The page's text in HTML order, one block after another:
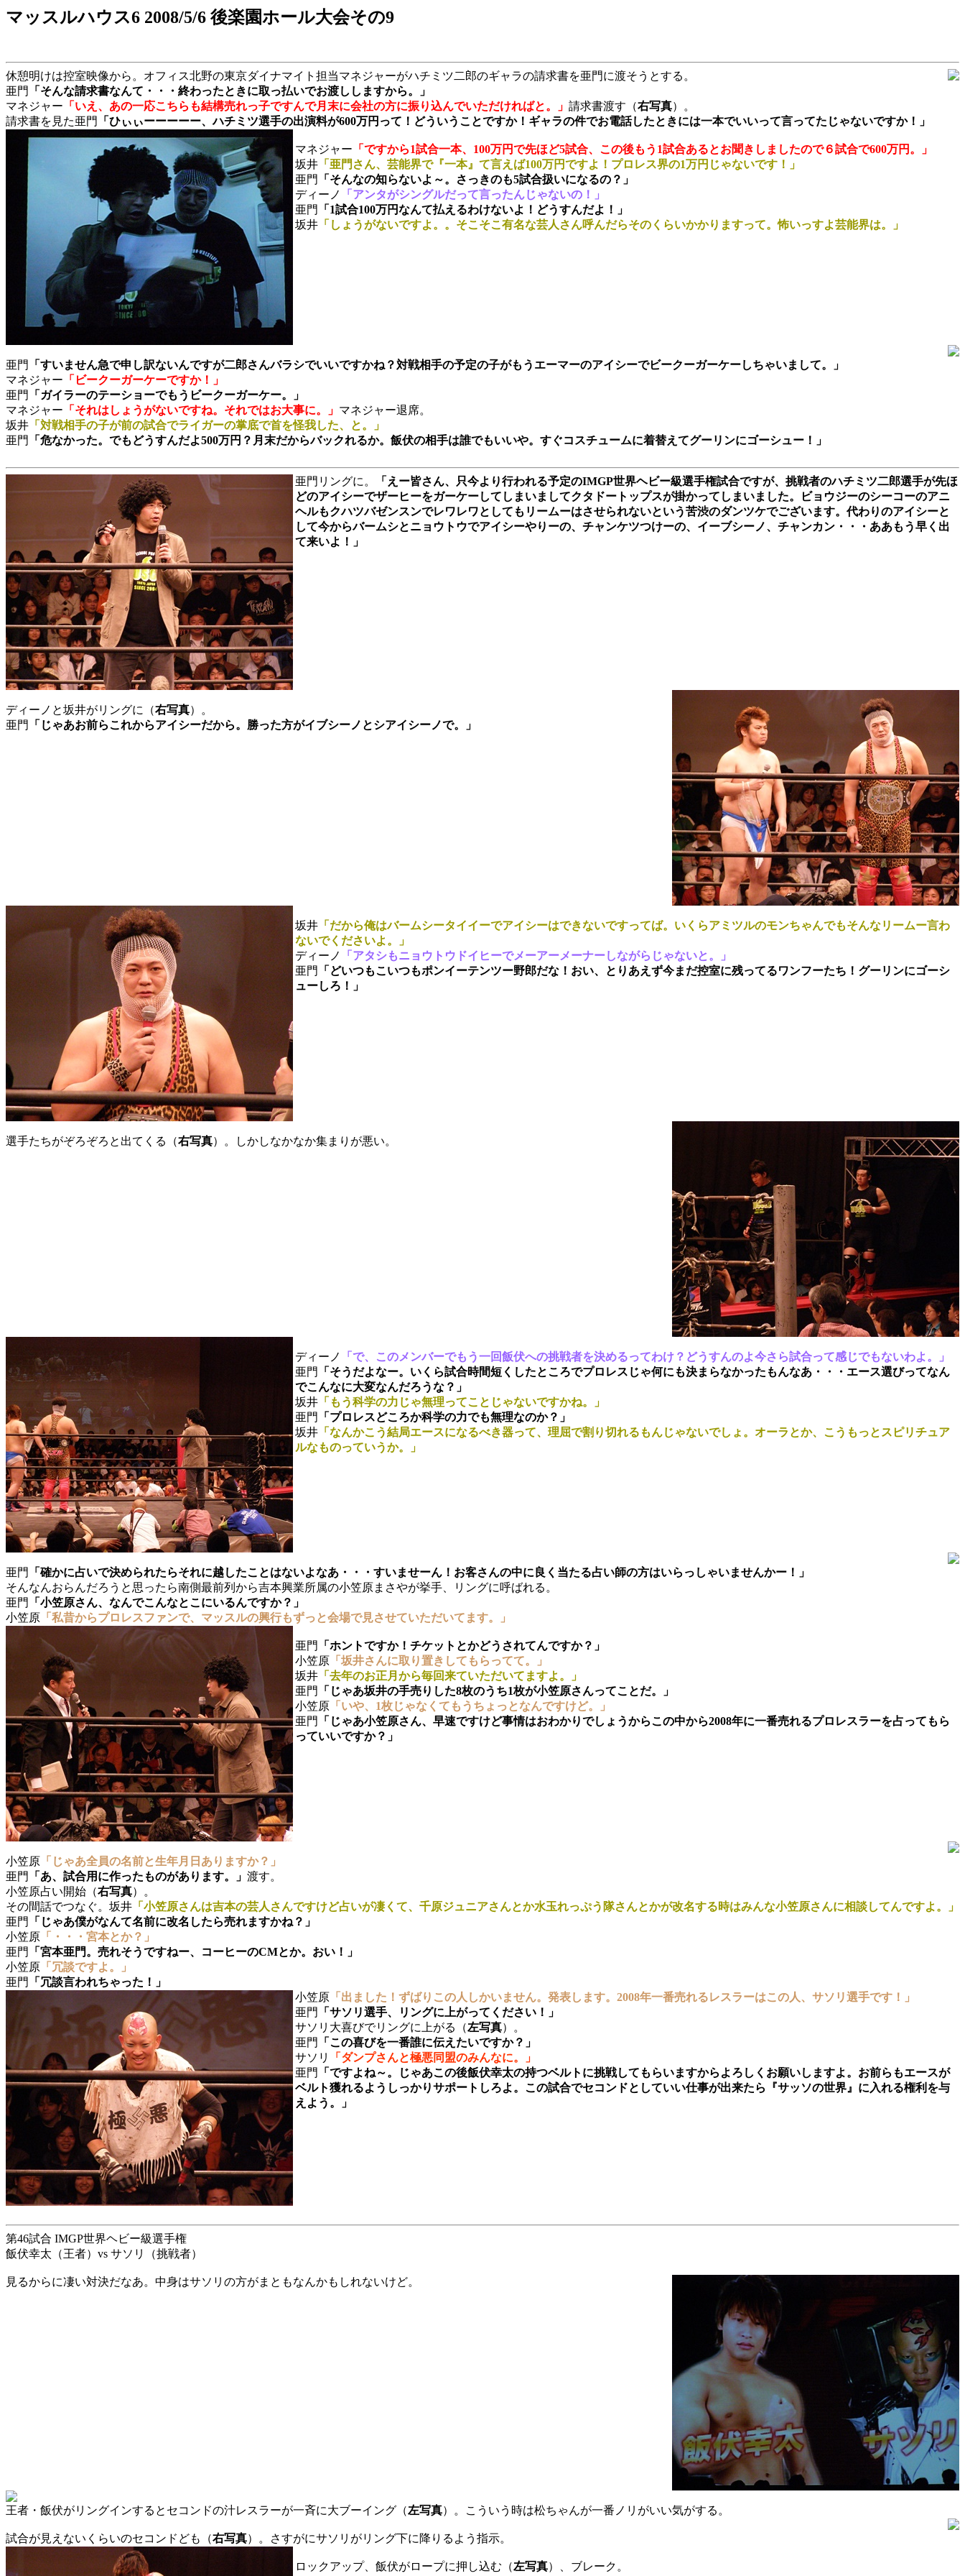
マッスルハウス6 2008/5/6 後楽園ホール大会その9
休憩明けは控室映像から。オフィス北野の東京ダイナマイト担当マネジャーがハチミツ二郎のギャラの請求書を亜門に渡そうとする。
亜門
「そんな請求書なんて・・・終わったときに取っ払いでお渡ししますから。」
マネジャー 「いえ、あの一応こちらも結構売れっ子ですんで月末に会社の方に振り込んでいただければと。」 請求書渡す（右写真）。
請求書を見た亜門
「ひぃぃーーーーー、ハチミツ選手の出演料が600万円って！どういうことですか！ギャラの件でお電話したときには一本でいいって言ってたじゃないですか！」
マネジャー 「ですから1試合一本、100万円で先ほど5試合、この後もう1試合あるとお聞きしましたので６試合で600万円。」
坂井 「亜門さん、芸能界で『一本』て言えば100万円ですよ！プロレス界の1万円じゃないです！」
亜門
「そんなの知らないよ～。さっきのも5試合扱いになるの？」
ディーノ
「アンタがシングルだって言ったんじゃないの！」
亜門
「1試合100万円なんて払えるわけないよ！どうすんだよ！」
坂井 「しょうがないですよ。。そこそこ有名な芸人さん呼んだらそのくらいかかりますって。怖いっすよ芸能界は。」
亜門
「すいません急で申し訳ないんですが二郎さんバラシでいいですかね？対戦相手の予定の子がもうエーマーのアイシーでビークーガーケーしちゃいまして。」
マネジャー 「ビークーガーケーですか！」
亜門
「ガイラーのテーショーでもうビークーガーケー。」
マネジャー 「それはしょうがないですね。それではお大事に。」 マネジャー退席。
坂井 「対戦相手の子が前の試合でライガーの掌底で首を怪我した、と。」
亜門
「危なかった。でもどうすんだよ500万円？月末だからバックれるか。飯伏の相手は誰でもいいや。すぐコスチュームに着替えてグーリンにゴーシュー！」
亜門リングに。
「えー皆さん、只今より行われる予定のIMGP世界ヘビー級選手権試合ですが、挑戦者のハチミツ二郎選手が先ほ
どのアイシーでザーヒーをガーケーしてしまいましてクタドートップスが掛かってしまいました。ビョウジーのシーコーのアニ
ヘルもクハツバゼンスンでレワレワとしてもリームーはさせられないという苦渋のダンツケでございます。代わりのアイシーと
して今からバームシとニョウトウでアイシーやりーの、チャンケツつけーの、イーブシーノ、チャンカン・・・ああもう早く出
て来いよ！」
ディーノと坂井がリングに（右写真）。
亜門
「じゃあお前らこれからアイシーだから。勝った方がイブシーノとシアイシーノで。」
坂井 「だから俺はバームシータイイーでアイシーはできないですってば。いくらアミツルのモンちゃんでもそんなリームー言わ
ないでくださいよ。」
ディーノ
「アタシもニョウトウドイヒーでメーアーメーナーしながらじゃないと。」
亜門
「どいつもこいつもポンイーテンツー野郎だな！おい、とりあえず今まだ控室に残ってるワンフーたち！グーリンにゴーシ
ューしろ！」
選手たちがぞろぞろと出てくる（右写真）。しかしなかなか集まりが悪い。
ディーノ
「で、このメンバーでもう一回飯伏への挑戦者を決めるってわけ？どうすんのよ今さら試合って感じでもないわよ。」
亜門
「そうだよなー。いくら試合時間短くしたところでプロレスじゃ何にも決まらなかったもんなあ・・・エース選びってなん
でこんなに大変なんだろうな？」
坂井 「もう科学の力じゃ無理ってことじゃないですかね。」
亜門
「プロレスどころか科学の力でも無理なのか？」
坂井 「なんかこう結局エースになるべき器って、理屈で割り切れるもんじゃないでしょ。オーラとか、こうもっとスピリチュア
ルなものっていうか。」
亜門
「確かに占いで決められたらそれに越したことはないよなあ・・・すいませーん！お客さんの中に良く当たる占い師の方はいらっしゃいませんかー！」
そんなんおらんだろうと思ったら南側最前列から吉本興業所属の小笠原まさやが挙手、リングに呼ばれる。
亜門
「小笠原さん、なんでこんなとこにいるんですか？」
小笠原 「私昔からプロレスファンで、マッスルの興行もずっと会場で見させていただいてます。」
亜門
「ホントですか！チケットとかどうされてんですか？」
小笠原 「坂井さんに取り置きしてもらってて。」
坂井 「去年のお正月から毎回来ていただいてますよ。」
亜門
「じゃあ坂井の手売りした8枚のうち1枚が小笠原さんってことだ。」
小笠原 「いや、1枚じゃなくてもうちょっとなんですけど。」
亜門
「じゃあ小笠原さん、早速ですけど事情はおわかりでしょうからこの中から2008年に一番売れるプロレスラーを占ってもら
っていいですか？」
小笠原 「じゃあ全員の名前と生年月日ありますか？」
亜門
「あ、試合用に作ったものがあります。」 渡す。
小笠原占い開始（右写真）。
その間話でつなぐ。坂井 「小笠原さんは吉本の芸人さんですけど占いが凄くて、千原ジュニアさんとか水玉れっぷう隊さんとかが改名する時はみんな小笠原さんに相談してんですよ。」
亜門
「じゃあ僕がなんて名前に改名したら売れますかね？」
小笠原 「・・・宮本とか？」
亜門
「宮本亜門。売れそうですねー、コーヒーのCMとか。おい！」
小笠原 「冗談ですよ。」
亜門
「冗談言われちゃった！」
小笠原 「出ました！ずばりこの人しかいません。発表します。2008年一番売れるレスラーはこの人、サソリ選手です！」
亜門
「サソリ選手、リングに上がってください！」
サソリ大喜びでリングに上がる（左写真）。
亜門
「この喜びを一番誰に伝えたいですか？」
サソリ
「ダンプさんと極悪同盟のみんなに。」
亜門
「ですよね～。じゃあこの後飯伏幸太の持つベルトに挑戦してもらいますからよろしくお願いしますよ。お前らもエースが
ベルト獲れるようしっかりサポートしろよ。この試合でセコンドとしていい仕事が出来たら『サッソの世界』に入れる権利を与
えよう。」
第46試合 IMGP世界ヘビー級選手権
飯伏幸太（王者）vs サソリ（挑戦者）
見るからに凄い対決だなあ。中身はサソリの方がまともなんかもしれないけど。
王者・飯伏がリングインするとセコンドの汁レスラーが一斉に大ブーイング（左写真）。こういう時は松ちゃんが一番ノリがいい気がする。
試合が見えないくらいのセコンドども（右写真）。さすがにサソリがリング下に降りるよう指示。
ロックアップ、飯伏がロープに押し込む（左写真）、ブレーク。